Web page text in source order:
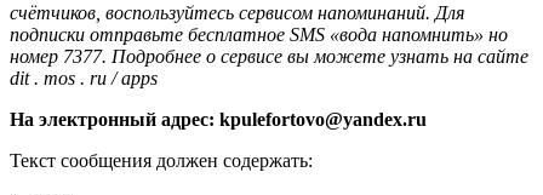
счётчиков, воспользуйтесь сервисом напоминаний. Для
подписки отправьте бесплатное SMS «вода напомнить» но
номер 7377. Подробнее о сервисе вы можете узнать на сайте
dit . mos . ru / apps
На электронный адрес: kpulefortovo@yandex.ru
Текст сообщения должен содержать: